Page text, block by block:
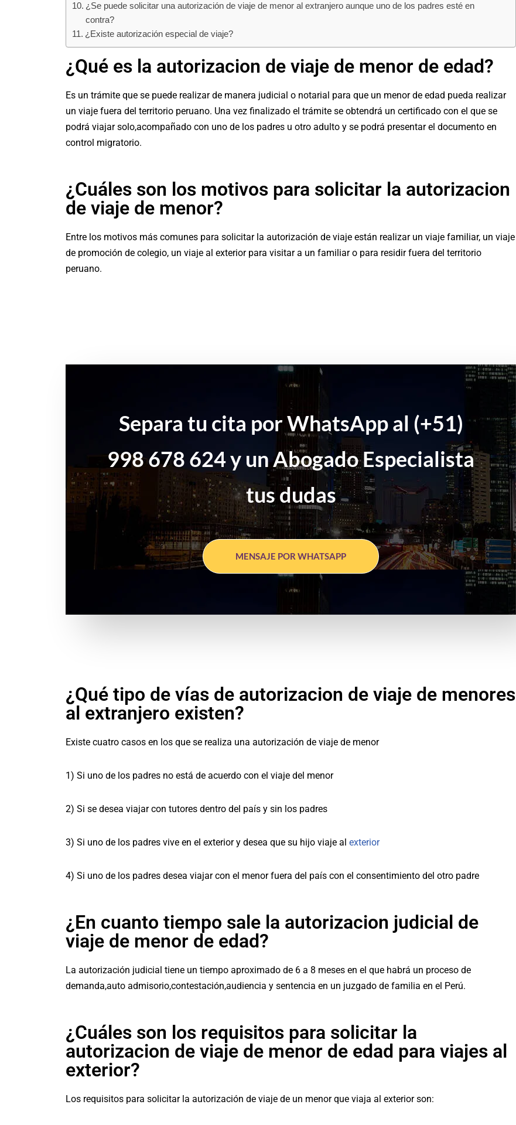
¿Se puede solicitar una autorización de viaje de menor al extranjero aunque uno de los padres esté en
contra?
¿Existe autorización especial de viaje?
¿Qué es la autorizacion de viaje de menor de edad?
Es un trámite que se puede realizar de manera judicial o notarial para que un menor de edad pueda realizar
un viaje fuera del territorio peruano. Una vez finalizado el trámite se obtendrá un certificado con el que se
podrá viajar solo,acompañado con uno de los padres u otro adulto y se podrá presentar el documento en
control migratorio.
¿Cuáles son los motivos para solicitar la autorizacion
de viaje de menor?
Entre los motivos más comunes para solicitar la autorización de viaje están realizar un viaje familiar, un viaje
de promoción de colegio, un viaje al exterior para visitar a un familiar o para residir fuera del territorio
peruano.
Separa tu cita por WhatsApp al (+51)
998 678 624 y un Abogado Especialista
tus dudas
MENSAJE POR WHATSAPP
¿Qué tipo de vías de autorizacion de viaje de menores
al extranjero existen?
Existe cuatro casos en los que se realiza una autorización de viaje de menor
1) Si uno de los padres no está de acuerdo con el viaje del menor
2) Si se desea viajar con tutores dentro del país y sin los padres
3) Si uno de los padres vive en el exterior y desea que su hijo viaje al exterior
4) Si uno de los padres desea viajar con el menor fuera del país con el consentimiento del otro padre
¿En cuanto tiempo sale la autorizacion judicial de
viaje de menor de edad?
La autorización judicial tiene un tiempo aproximado de 6 a 8 meses en el que habrá un proceso de
demanda,auto admisorio,contestación,audiencia y sentencia en un juzgado de familia en el Perú.
¿Cuáles son los requisitos para solicitar la
autorizacion de viaje de menor de edad para viajes al
exterior?
Los requisitos para solicitar la autorización de viaje de un menor que viaja al exterior son: